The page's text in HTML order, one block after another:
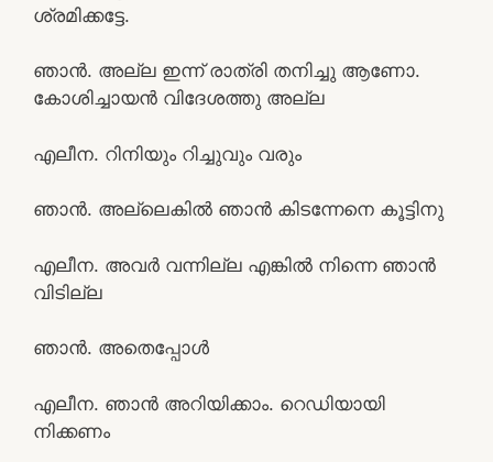
ശ്രമിക്കട്ടേ.
ഞാൻ. അല്ല ഇന്ന് രാത്രി തനിച്ചു ആണോ.
കോശിച്ചായൻ വിദേശത്തു അല്ല
എലീന. റിനിയും റിച്ചുവും വരും
ഞാൻ. അല്ലെകിൽ ഞാൻ കിടന്നേനെ കൂട്ടിനു
എലീന. അവർ വന്നില്ല എങ്കിൽ നിന്നെ ഞാൻ
വിടില്ല
ഞാൻ. അതെപ്പോൾ
എലീന. ഞാൻ അറിയിക്കാം. റെഡിയായി
നിക്കണം